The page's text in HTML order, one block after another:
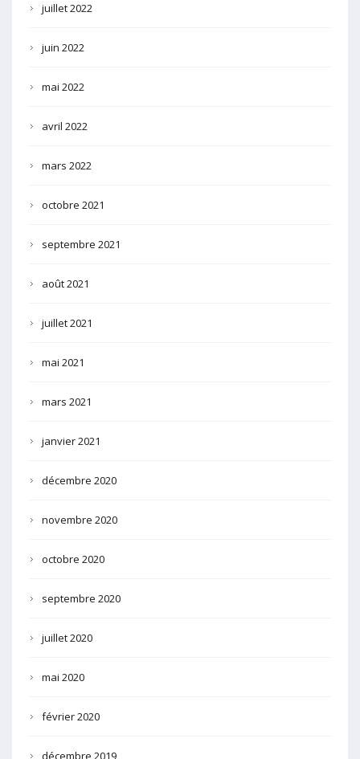
juillet 2022
juin 2022
mai 2022
avril 2022
mars 2022
octobre 2021
septembre 2021
août 2021
juillet 2021
mai 2021
mars 2021
janvier 2021
décembre 2020
novembre 2020
octobre 2020
septembre 2020
juillet 2020
mai 2020
février 2020